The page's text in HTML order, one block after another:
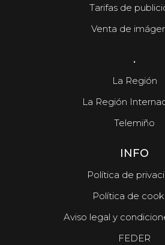
Tarifas de
Venta de
.
La Región
La Región
Telemiño
INFO
Política de
Política de
Aviso legal y
FEDER